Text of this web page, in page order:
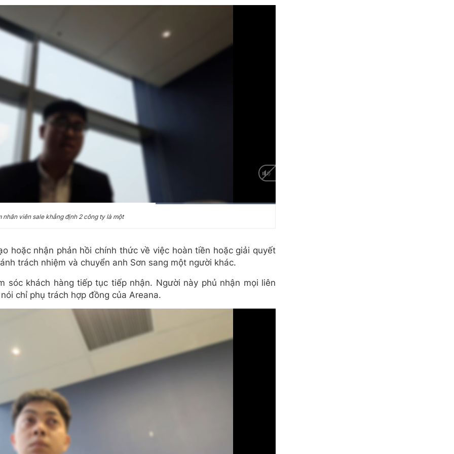
nhân viên sale khẳng định 2 công ty là một
hoặc nhận phản hồi chính thức về việc hoàn tiền hoặc giải quyết
trách nhiệm và chuyển anh Sơn sang một người khác.
sóc khách hàng tiếp tục tiếp nhận. Người này phủ nhận mọi liên
chỉ phụ trách hợp đồng của Areana.